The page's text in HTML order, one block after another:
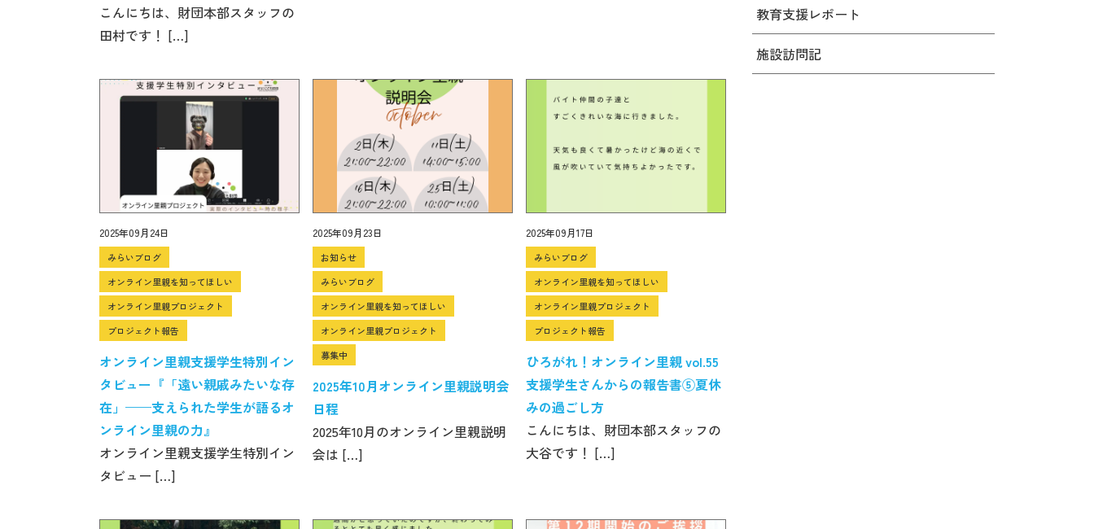
こんにちは、財団本部スタッフの
田村です！ […]
2025年09月24日
みらいブログ
オンライン里親を知ってほしい
オンライン里親プロジェクト
プロジェクト報告
オンライン里親支援学生特別イン
タビュー『「遠い親戚みたいな存
在」——支えられた学生が語るオ
ンライン里親の力』
オンライン里親支援学生特別イン
タビュー […]
2025年09月23日
お知らせ
みらいブログ
オンライン里親を知ってほしい
オンライン里親プロジェクト
募集中
2025年10月オンライン里親説明会
日程
2025年10月のオンライン里親説明
会は […]
2025年09月17日
みらいブログ
オンライン里親を知ってほしい
オンライン里親プロジェクト
プロジェクト報告
ひろがれ！オンライン里親 vol.55
支援学生さんからの報告書⑤夏休
みの過ごし方
こんにちは、財団本部スタッフの
大谷です！ […]
教育支援レポート
施設訪問記